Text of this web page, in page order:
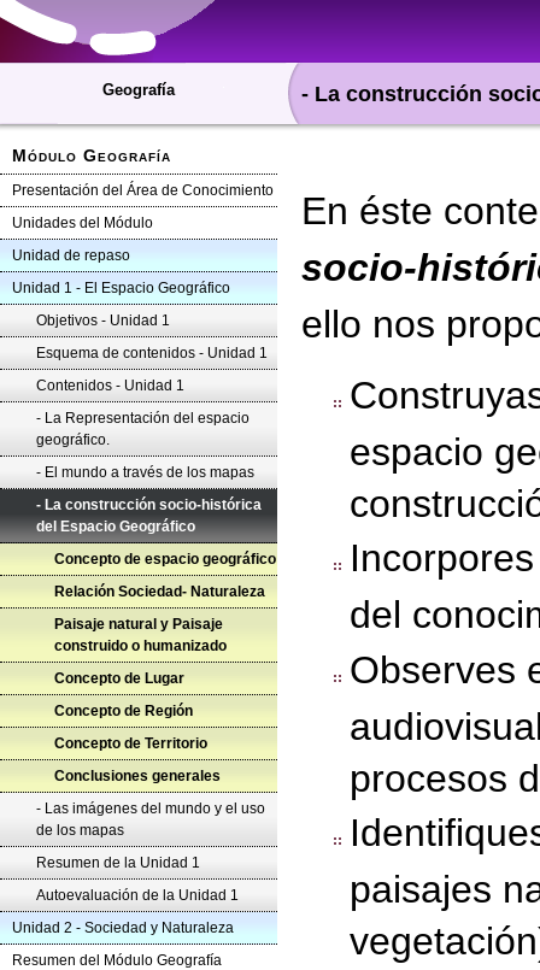
Geografía
Módulo Geografía
Presentación del Área de Conocimiento
Unidades del Módulo
Unidad de repaso
Unidad 1 - El Espacio Geográfico
Objetivos - Unidad 1
Esquema de contenidos - Unidad 1
Contenidos - Unidad 1
- La Representación del espacio
geográfico.
- El mundo a través de los mapas
- La construcción socio-histórica
del Espacio Geográfico
Concepto de espacio geográfico
Relación Sociedad- Naturaleza
Paisaje natural y Paisaje
construido o humanizado
Concepto de Lugar
Concepto de Región
Concepto de Territorio
Conclusiones generales
- Las imágenes del mundo y el uso
de los mapas
Resumen de la Unidad 1
Autoevaluación de la Unidad 1
Unidad 2 - Sociedad y Naturaleza
Resumen del Módulo Geografía
- La construcción
En éste
socio-
ello nos
espacio
del
Observes
procesos
paisajes